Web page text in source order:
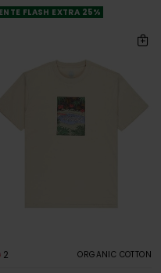
FLASH EXTRA 25%
2 ORGANIC COTTON